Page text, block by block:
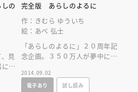
の
見
楽
イ
完全版 あらしのよるに
作：きむら ゆういち
絵：あべ 弘士
「あらしのよるに」２０周年記
念企画。３５０万人が夢中にな
ズ７巻が、この一冊でイッキに
読める！！
2014.09.02
電子あり
試し読み